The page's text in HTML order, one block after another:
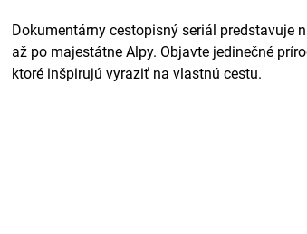
Dokumentárny cestopisný seriál predstavuje
až po majestátne Alpy. Objavte jedinečné
ktoré inšpirujú vyraziť na vlastnú cestu.